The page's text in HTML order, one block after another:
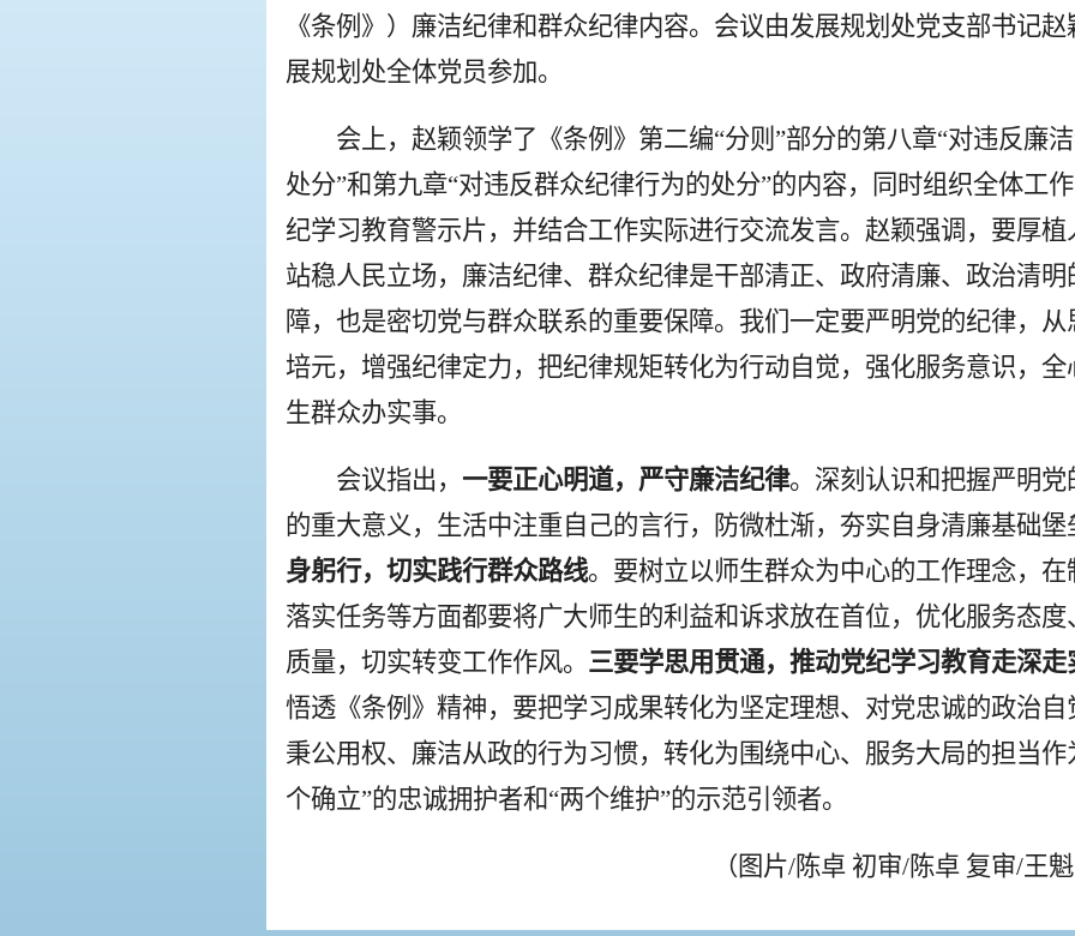
《条例》）廉洁纪律和群众纪律内容。会议由发展规划处党支部书记
展规划处全体党员参加。
会上，赵颖领学了《条例》第二编“分则”部分的第八章“对违反廉
处分”和第九章“对违反群众纪律行为的处分”的内容，同时组织全体工
纪学习教育警示片，并结合工作实际进行交流发言。赵颖强调，要厚植
站稳人民立场，廉洁纪律、群众纪律是干部清正、政府清廉、政治清明
障，也是密切党与群众联系的重要保障。我们一定要严明党的纪律，从
培元，增强纪律定力，把纪律规矩转化为行动自觉，强化服务意识，全
生群众办实事。
会议指出， 一要正心明道，严守廉洁纪律。深刻认识和把握严明党
的重大意义，生活中注重自己的言行，防微杜渐，夯实自身清廉基础堡
身躬行，切实践行群众路线。要树立以师生群众为中心的工作理念，在
落实任务等方面都要将广大师生的利益和诉求放在首位，优化服务态度
质量，切实转变工作作风。 三要学思用贯通，推动党纪学习教育走深走
悟透《条例》精神，要把学习成果转化为坚定理想、对党忠诚的政治自
秉公用权、廉洁从政的行为习惯，转化为围绕中心、服务大局的担当作
个确立”的忠诚拥护者和“两个维护”的示范引领者。
（图片/陈卓 初审/陈卓 复审/王